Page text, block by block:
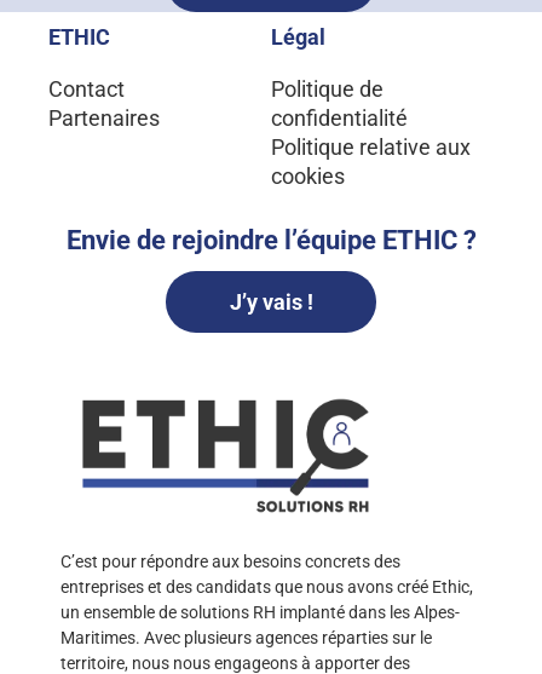
C’est pour répondre aux besoins concrets des
entreprises et des candidats que nous avons créé Ethic,
un ensemble de solutions RH implanté dans les Alpes-
Maritimes. Avec plusieurs agences réparties sur le
territoire, nous nous engageons à apporter des
ETHIC
Contact
Partenaires
Légal
Politique de
confidentialité
Politique relative aux
cookies
Envie de rejoindre l’équipe ETHIC ?
J’y vais !